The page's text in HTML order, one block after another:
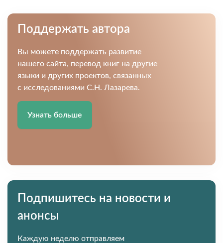
Поддержать автора
Вы можете поддержать развитие
нашего сайта, перевод книг на другие
языки и других проектов, связанных
с исследованиями С.Н. Лазарева.
Узнать больше
Подпишитесь на новости и
анонсы
Каждую неделю отправляем